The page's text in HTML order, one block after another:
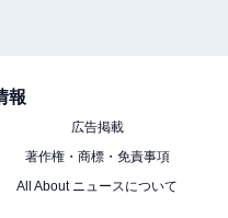
報
広告掲載
著作権・商標・免責事項
All About ニュースについて